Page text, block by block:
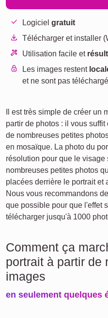
Logicielgratuit
Télécharger et installer
Utilisation facile et
Les images restent
et ne sont pas
Il est très simple de créer un
partir de photos : il vous
de nombreuses petites
en mosaïque. La photo du
résolution pour que le
nombreuses petites photos
placées derrière le portrait et
Nous vous recommandons
que possible pour que l'effet
télécharger jusqu'à 1000
Comment ça
portrait à partir de
images
en seulement quelques